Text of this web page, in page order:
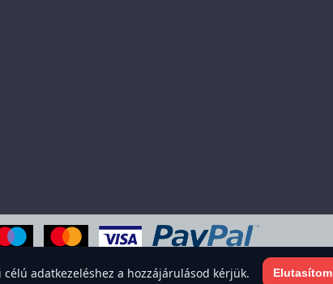
adatkezeléshez a hozzájárulásod kérjük. Elutasítom
élmény javítása érdekében. Elfogadod a sütiket?
Elfogadom Elutasítom